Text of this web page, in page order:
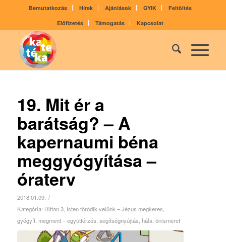
Bemutatkozás Hírek Ajánlások GYIK
Feltöltés
Előfizetés
Támogatás Kapcsolat
19. Mit ér a
barátság? – A
kapernaumi béna
meggyógyítása –
óraterv
2018.01.09. /
Kategória: Hittan 3, Isten törődik velünk – Jézus megkeres,
gyógyít, megment – együttérzés, segítségnyújtás, hála, önismeret